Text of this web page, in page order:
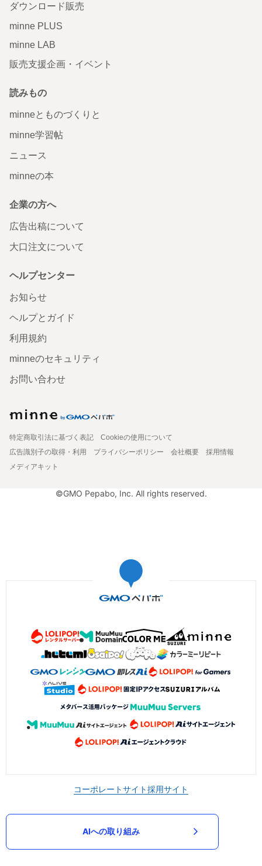
ダウンロード販売
minne PLUS
minne LAB
販売支援企画・イベント
読みもの
minneとものづくりと
minne学習帖
ニュース
minneの本
企業の方へ
広告出稿について
大口注文について
ヘルプセンター
お知らせ
ヘルプとガイド
利用規約
minneのセキュリティ
お問い合わせ
特定商取引法に基づく表記
Cookieの使用について
広告識別子の取得・利用
プライバシーポリシー 会社概要
採用情報
メディアキット
©GMO Pepabo, Inc. All rights reserved.
コーポレートサイト採用サイト
AIへの取り組み